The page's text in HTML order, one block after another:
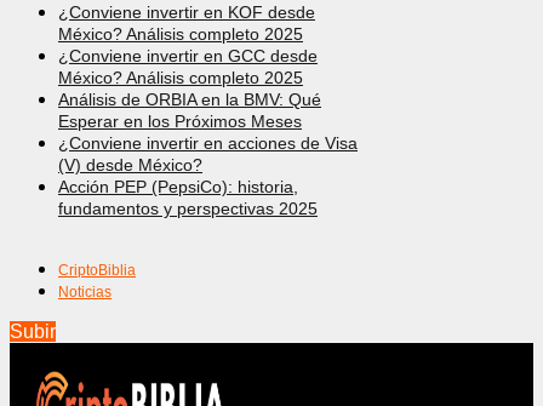
¿Conviene invertir en KOF desde
México? Análisis completo 2025
¿Conviene invertir en GCC desde
México? Análisis completo 2025
Análisis de ORBIA en la BMV: Qué
Esperar en los Próximos Meses
¿Conviene invertir en acciones de Visa
(V) desde México?
Acción PEP (PepsiCo): historia,
fundamentos y perspectivas 2025
CriptoBiblia
Noticias
Subir